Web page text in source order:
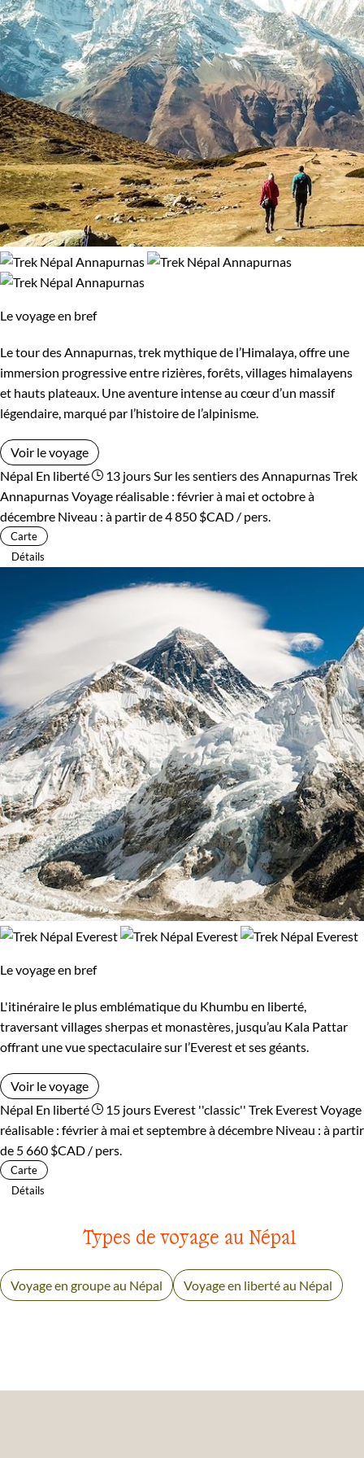
Le voyage en bref
Le tour des Annapurnas, trek mythique de l’Himalaya, offre une
immersion progressive entre rizières, forêts, villages himalayens
et hauts plateaux. Une aventure intense au cœur d’un massif
légendaire, marqué par l’histoire de l’alpinisme.
Voir le voyage
Népal En liberté 13 jours Sur les sentiers des AnnapurnasTrek
AnnapurnasVoyage réalisable : février à mai et octobre à
décembre Niveau : à partir de4 850 $CAD / pers.
Carte
Détails
Le voyage en bref
L'itinéraire le plus emblématique du Khumbu en liberté,
traversant villages sherpas et monastères, jusqu’au Kala Pattar
offrant une vue spectaculaire sur l’Everest et ses géants.
Voir le voyage
Népal En liberté 15 jours Everest ''classic'' Trek EverestVoyage
réalisable : février à mai et septembre à décembre Niveau : à partir
de 5 660 $CAD / pers.
Carte
Détails
Types de voyage au Népal
Voyage en groupe au Népal Voyage en liberté au Népal